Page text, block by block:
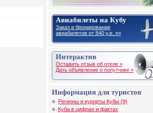
Авиабилеты на Кубу
Заказ и бронирование
авиабилетов от 840 у.е. »»
Интерактив
Оставить отзыв об отеле »
Дать объявление о попутчике »
Информация для туристов
Регионы и курорты Кубы (9)
Куба в цифрах и фактах